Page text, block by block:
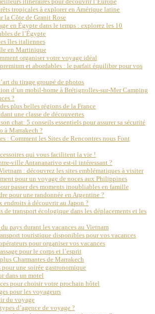
tropicales à explorer en Amérique latine
la Côte de Granit Rose
en Égypte dans le temps : explorez les 10
de l’Égypte
îles italiennes
en Martinique
organiser votre voyage idéal
et abordables : le parfait équilibre pour vos
du tirage groupé de photos
d’un mobil-home à Brétignolles-sur-Mer Camping
?
plus belles régions de la France
une classe de découvertes
chat: 5 conseils essentiels pour assurer sa sécurité
à Marrakech ?
: Comment les Sites de Rencontres nous Font
qui vous facilitent la vie !
ville Antananarivo est-il intéressant ?
: découvrez les sites emblématiques à visiter
pour un voyage de noces aux Philippines
passer des moments inoubliables en famille
pour une randonnée en Argentine ?
endroits à découvrir au Japon ?
de transport écologique dans les déplacements et les
pays durant les vacances au Vietnam
touristique disponibles pour vos vacances
pour organiser vos vacances
pour le corps et l’esprit
Charmantes de Marrakech
une soirée gastronomique
dans un motel
pour choisir votre prochain hôtel
pour les voyageurs
du voyage
d’agence de voyage ?